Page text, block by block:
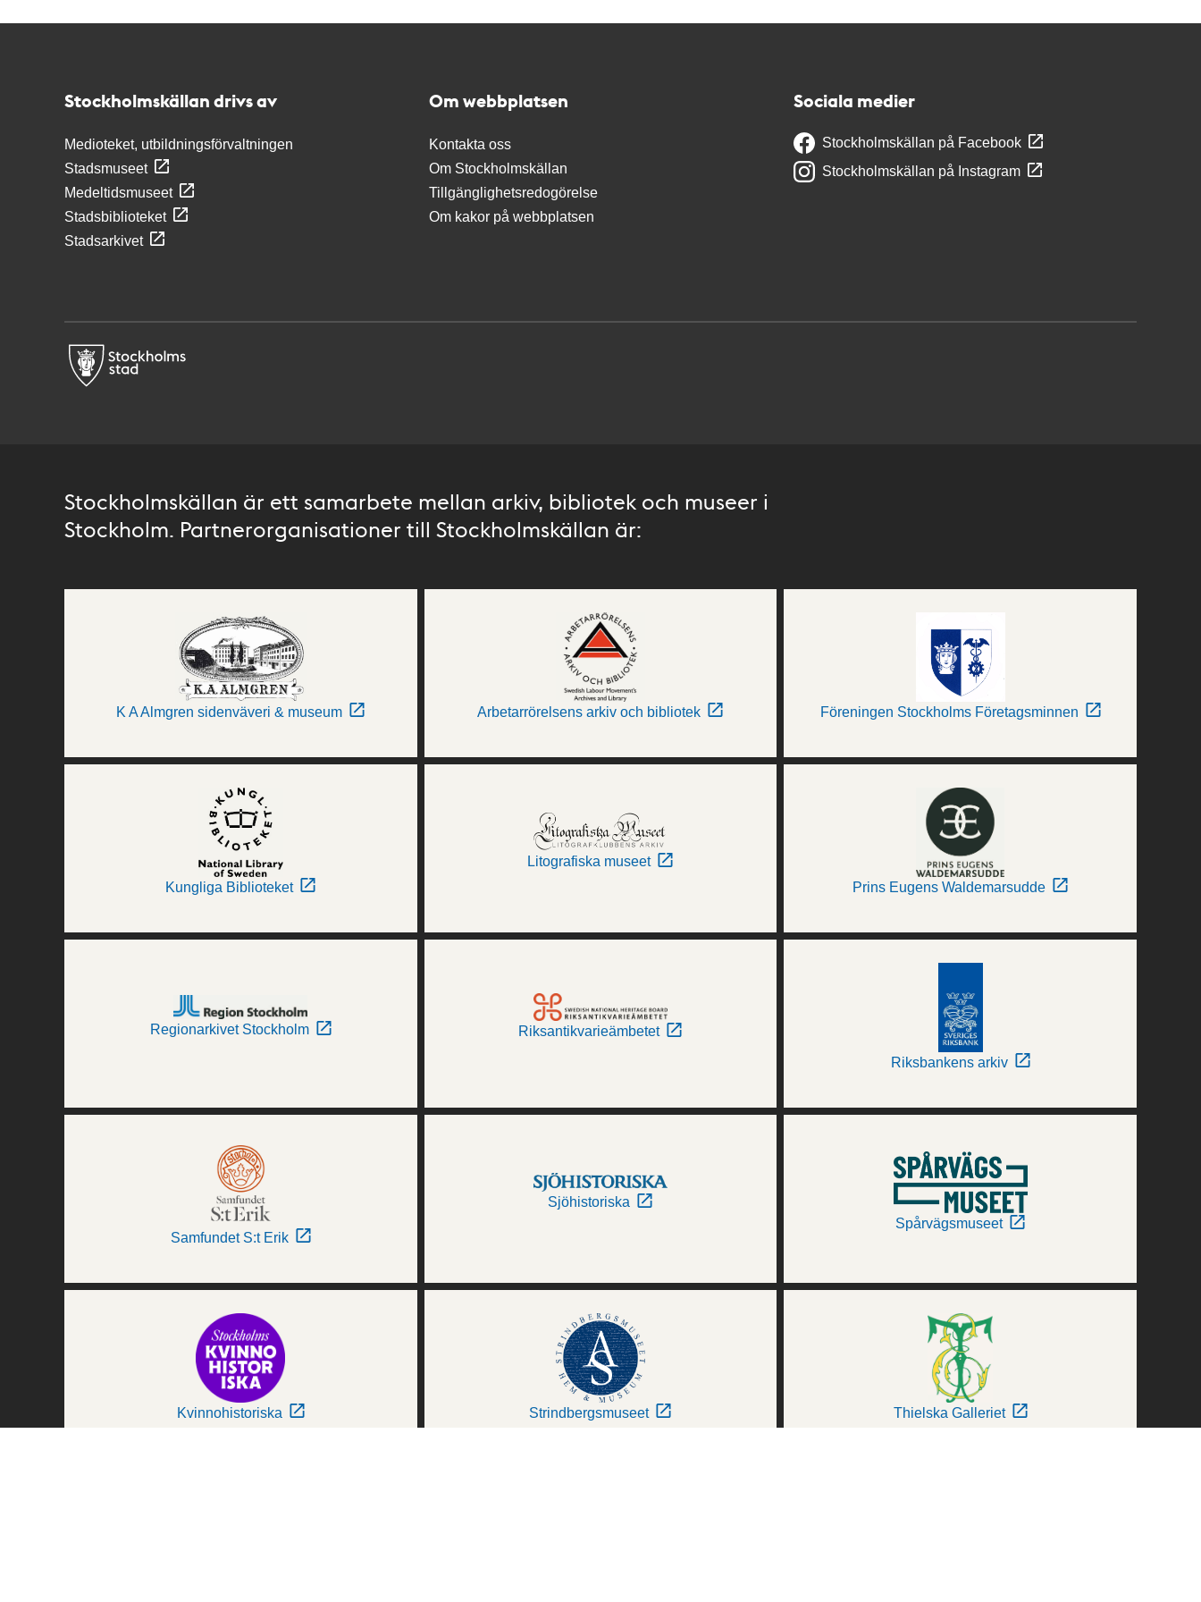
Stockholmskällan drivs av
Medioteket, utbildningsförvaltningen
Stadsmuseet
Medeltidsmuseet
Stadsbiblioteket
Stadsarkivet
Om webbplatsen
Kontakta oss
Om Stockholmskällan
Tillgänglighetsredogörelse
Om kakor på webbplatsen
Sociala medier
Stockholmskällan på Facebook
Stockholmskällan på Instagram
Stockholmskällan är ett samarbete mellan arkiv, bibliotek och museer i
Stockholm. Partnerorganisationer till Stockholmskällan är:
K A Almgren sidenväveri & museum Arbetarrörelsens arkiv och bibliotek Föreningen Stockholms Företagsminnen
Kungliga Biblioteket
Litografiska museet
Prins Eugens Waldemarsudde
Regionarkivet Stockholm Riksantikvarieämbetet
Riksbankens arkiv
Samfundet S:t Erik
Sjöhistoriska
Spårvägsmuseet
Kvinnohistoriska Strindbergsmuseet Thielska Galleriet